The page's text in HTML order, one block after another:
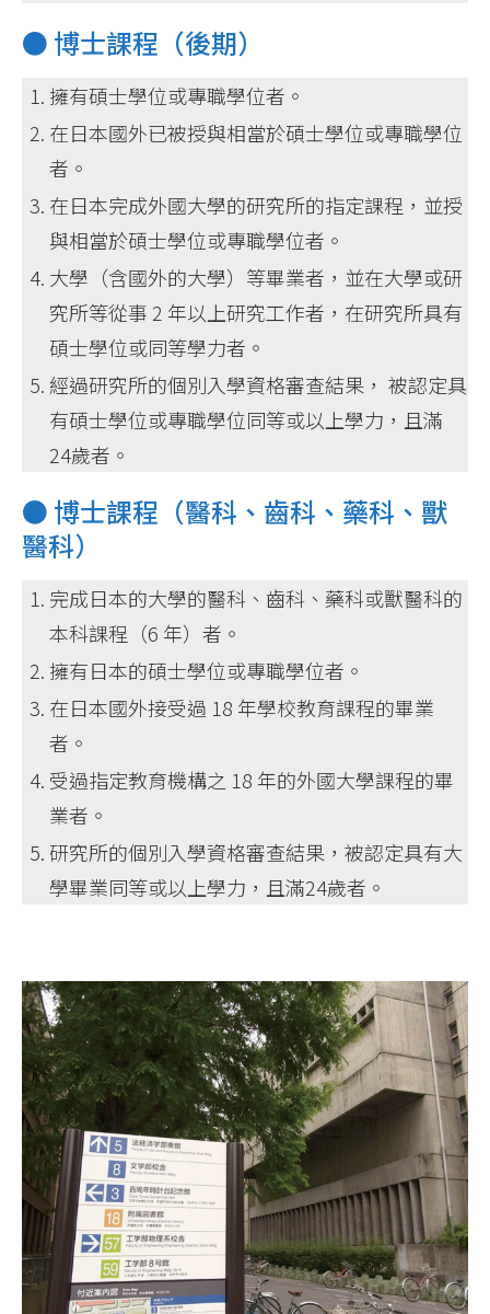
● 博士課程（後期）
擁有碩士學位或專職學位者。
在日本國外已被授與相當於碩士學位或專職學位
者。
在日本完成外國大學的研究所的指定課程，並授
與相當於碩士學位或專職學位者。
大學（含國外的大學）等畢業者，並在大學或研
究所等從事 2 年以上研究工作者，在研究所具有
碩士學位或同等學力者。
經過研究所的個別入學資格審查結果， 被認定具
有碩士學位或專職學位同等或以上學力，且滿
24歲者。
● 博士課程（醫科、齒科、藥科、獸
醫科）
完成日本的大學的醫科、齒科、藥科或獸醫科的
本科課程（6 年）者。
擁有日本的碩士學位或專職學位者。
在日本國外接受過 18 年學校教育課程的畢業
者。
受過指定教育機構之 18 年的外國大學課程的畢
業者。
研究所的個別入學資格審查結果，被認定具有大
學畢業同等或以上學力，且滿24歲者。